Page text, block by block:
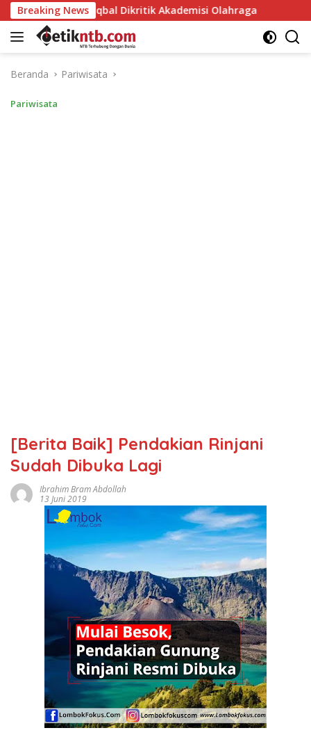
Langsung
ke
konten
Breaking News
Iqbal Dikritik Akademisi Olahraga Mori Hanafi
Beranda Pariwisata
Pariwisata
[Berita Baik] Pendakian Rinjani
Sudah Dibuka Lagi
Ibrahim Bram Abdollah
13 Juni 2019